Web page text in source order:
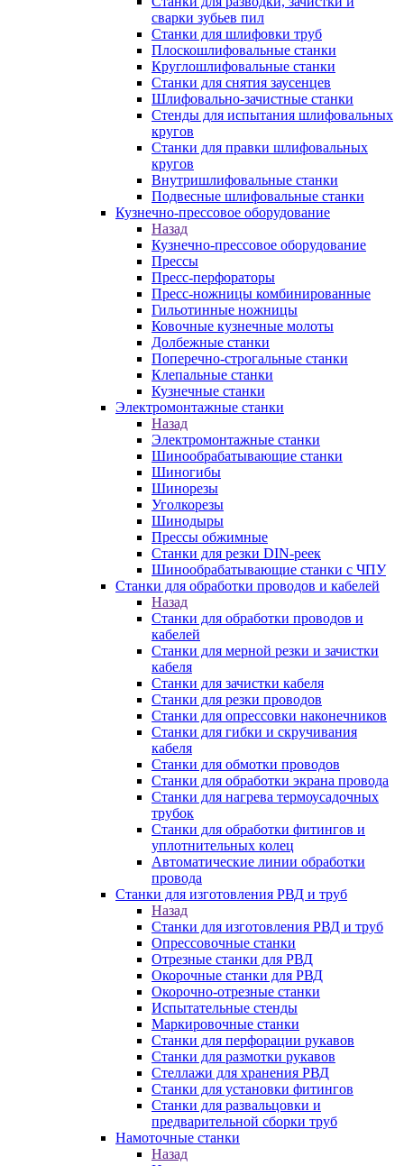
сварки зубьев пил
Станки для шлифовки труб
Плоскошлифовальные станки
Круглошлифовальные станки
Станки для снятия заусенцев
Шлифовально-зачистные станки
Стенды для испытания шлифовальных
кругов
Станки для правки шлифовальных
кругов
Внутришлифовальные станки
Подвесные шлифовальные станки
Кузнечно-прессовое оборудование
Назад
Кузнечно-прессовое оборудование
Прессы
Пресс-перфораторы
Пресс-ножницы комбинированные
Гильотинные ножницы
Ковочные кузнечные молоты
Долбежные станки
Поперечно-строгальные станки
Клепальные станки
Кузнечные станки
Электромонтажные станки
Назад
Электромонтажные станки
Шинообрабатывающие станки
Шиногибы
Шинорезы
Уголкорезы
Шинодыры
Прессы обжимные
Станки для резки DIN-реек
Шинообрабатывающие станки с ЧПУ
Станки для обработки проводов и кабелей
Назад
Станки для обработки проводов и
кабелей
Станки для мерной резки и зачистки
кабеля
Станки для зачистки кабеля
Станки для резки проводов
Станки для опрессовки наконечников
Станки для гибки и скручивания
кабеля
Станки для обмотки проводов
Станки для обработки экрана провода
Станки для нагрева термоусадочных
трубок
Станки для обработки фитингов и
уплотнительных колец
Автоматические линии обработки
провода
Станки для изготовления РВД и труб
Назад
Станки для изготовления РВД и труб
Опрессовочные станки
Отрезные станки для РВД
Окорочные станки для РВД
Окорочно-отрезные станки
Испытательные стенды
Маркировочные станки
Станки для перфорации рукавов
Станки для размотки рукавов
Стеллажи для хранения РВД
Станки для установки фитингов
Станки для развальцовки и
предварительной сборки труб
Намоточные станки
Назад